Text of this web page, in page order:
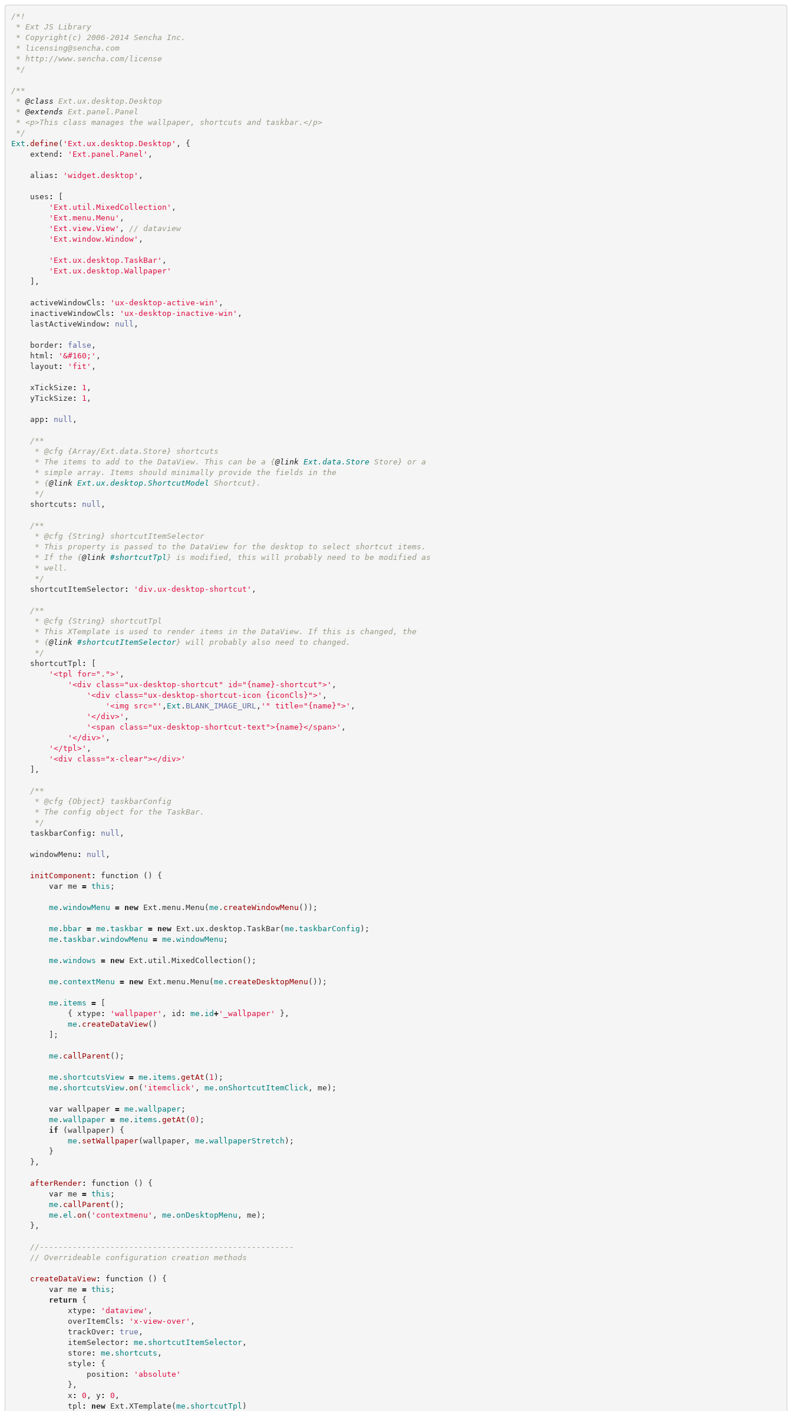
/* !
* Ext JS Library
* Copyright(c) 2006-2014 Sencha Inc.
*
licensing@sencha.com
* http://www.sencha.com/license
*/
/**
* @class Ext.ux.desktop.Desktop
* @extends Ext.panel.Panel
* <p>This class manages the wallpaper, shortcuts and taskbar.</p>
*/
Ext . define ( ' Ext.ux.desktop.Desktop ' ,
{
extend : ' Ext.panel.Panel ' ,
alias : ' widget.desktop ' ,
uses :
[
' Ext.util.MixedCollection ' ,
' Ext.menu.Menu ' ,
' Ext.view.View' , // dataview
' Ext.window.Window' ,
' Ext.ux.desktop.TaskBar' ,
' Ext.ux.desktop.Wallpaper'
] ,
activeWindowCls : ' ux-desktop-active-win ' ,
inactiveWindowCls : ' ux-desktop-inactive-win ' ,
lastActiveWindow: null ,
border: false ,
html : ' &#160; ' ,
layout : ' fit ' ,
xTickSize : 1 ,
yTickSize : 1 ,
app : null ,
/**
* @cfg {Array/Ext.data.Store} shortcuts
* The items to add to the DataView. This can be a {@link Ext.data.Store Store} or a
* simple array. Items should minimally provide the fields in the
* {@link Ext.ux.desktop.ShortcutModel Shortcut} .
*/
shortcuts : null ,
/**
* @cfg {String}
shortcutItemSelector
* This property is passed to the DataView for the desktop to select shortcut items.
* If the {@link #shortcutTpl } is modified, this will probably need to be modified as
* well.
*/
shortcutItemSelector: ' div.ux-desktop-shortcut ' ,
/**
* @cfg {String}
shortcutTpl
* This XTemplate is used to render items in the DataView. If this is changed, the
* {@link #shortcutItemSelector} will probably also need to changed.
*/
shortcutTpl :
[
' <tpl for=".">' ,
' <div class="ux-desktop-shortcut" id="{name}-shortcut">' ,
' <div class="ux-desktop-shortcut-icon {iconCls}">' ,
' <img src=" ' , Ext . BLANK_IMAGE_URL , ' " title="{name}">' ,
' </div>' ,
' <span class="ux-desktop-shortcut-text">{name}</span>' ,
' </div>' ,
' </tpl>' ,
' <div class="x-clear"></div>'
] ,
/**
* @cfg {Object}
taskbarConfig
* The config object for the TaskBar.
*/
taskbarConfig : null ,
windowMenu : null ,
initComponent : function ( )
{
var me = this ;
me . windowMenu = new Ext . menu . Menu (me . createWindowMenu ( ) ) ;
me . bbar = me . taskbar = new Ext . ux . desktop . TaskBar(me . taskbarConfig ) ;
me . taskbar. windowMenu = me . windowMenu ;
me . windows = new Ext . util . MixedCollection ( ) ;
me . contextMenu = new Ext . menu . Menu (me . createDesktopMenu ( ) ) ;
me . items =
[
{ xtype : ' wallpaper' , id : me . id+' _wallpaper' } ,
me . createDataView( )
] ;
me . callParent ( ) ;
me . shortcutsView = me . items . getAt ( 1 ) ;
me . shortcutsView. on ( ' itemclick ' , me . onShortcutItemClick , me ) ;
var wallpaper = me . wallpaper;
me . wallpaper = me . items . getAt (0 ) ;
if
(wallpaper)
{
me . setWallpaper(wallpaper, me . wallpaperStretch ) ;
}
} ,
afterRender: function ( )
{
var me = this ;
me . callParent ( ) ;
me . el . on ( ' contextmenu ' , me . onDesktopMenu , me ) ;
} ,
// ------------------------------------------------------
// Overrideable configuration creation methods
createDataView: function ( )
{
var me = this ;
return
{
xtype : ' dataview' ,
overItemCls : ' x-view-over' ,
trackOver: true ,
itemSelector: me . shortcutItemSelector,
store : me . shortcuts ,
style :
{
position : ' absolute '
} ,
x : 0 , y: 0 ,
tpl : new Ext . XTemplate (me . shortcutTpl )